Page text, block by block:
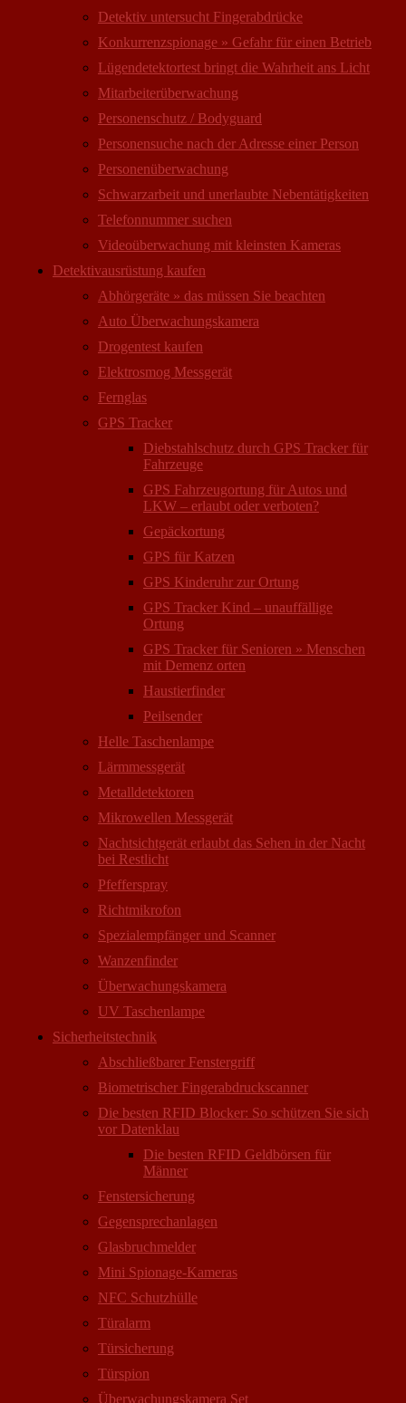
Detektiv untersucht Fingerabdrücke
Konkurrenzspionage » Gefahr für einen Betrieb
Lügendetektortest bringt die Wahrheit ans Licht
Mitarbeiter­überwachung
Personenschutz / Bodyguard
Personensuche nach der Adresse einer Person
Personen­überwachung
Schwarzarbeit und unerlaubte Nebentätigkeiten
Telefonnummer suchen
Videoüberwachung mit kleinsten Kameras
Detektivausrüstung kaufen
Abhörgeräte » das müssen Sie beachten
Auto Überwachungs­kamera
Drogentest kaufen
Elektrosmog Messgerät
Fernglas
GPS Tracker
Diebstahlschutz durch GPS Tracker für
Fahrzeuge
GPS Fahrzeugortung für Autos und
LKW – erlaubt oder verboten?
Gepäckortung
GPS für Katzen
GPS Kinderuhr zur Ortung
GPS Tracker Kind – unauffällige
Ortung
GPS Tracker für Senioren » Menschen
mit Demenz orten
Haustierfinder
Peilsender
Helle Taschenlampe
Lärmmessgerät
Metalldetektoren
Mikrowellen Messgerät
Nachtsichtgerät erlaubt das Sehen in der Nacht
bei Restlicht
Pfefferspray
Richtmikrofon
Spezialempfänger und Scanner
Wanzenfinder
Überwachungskamera
UV Taschenlampe
Sicherheitstechnik
Abschließbarer Fenstergriff
Biometrischer Fingerabdruckscanner
Die besten RFID Blocker: So schützen Sie sich
vor Datenklau
Die besten RFID Geldbörsen für
Männer
Fenstersicherung
Gegensprechanlagen
Glasbruchmelder
Mini Spionage-Kameras
NFC Schutzhülle
Türalarm
Türsicherung
Türspion
Überwachungs­kamera Set